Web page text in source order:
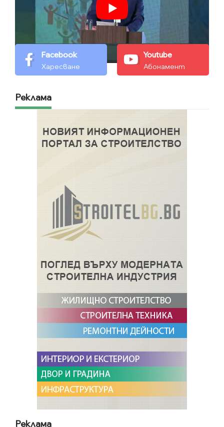
Facebook
Харесване
Youtube
Абонамент
Реклама
Реклама